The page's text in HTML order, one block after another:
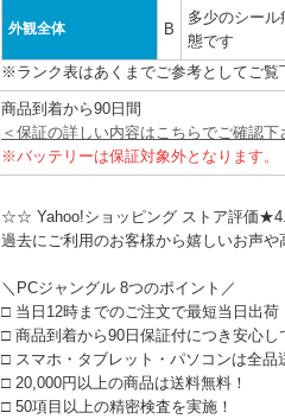
外観全体 B
多少のシー
態です
※ランク表はあくまでご参考としてご覧
商品到着から90日間
＜保証の詳しい内容はこちらでご確認下
※バッテリーは保証対象外となります。
☆☆ Yahoo!ショッピング ストア評価
過去にご利用のお客様から嬉しいお声や
＼PCジャングル 8つのポイント／
□ 当日12時までのご注文で最短当日出荷
□ 商品到着から90日保証付につき安心し
□ スマホ・タブレット・パソコンは全品
□ 20,000円以上の商品は送料無料！
□ 50項目以上の精密検査を実施！